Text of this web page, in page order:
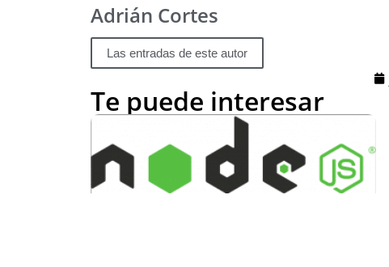
Adrián Cortes
Las entradas de este autor
Te puede interesar